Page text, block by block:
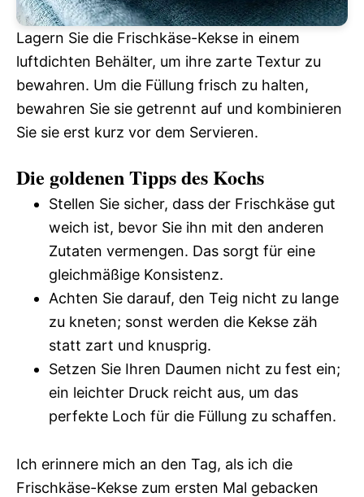
Lagern Sie die Frischkäse-Kekse in einem
luftdichten Behälter, um ihre zarte Textur zu
bewahren. Um die Füllung frisch zu halten,
bewahren Sie sie getrennt auf und kombinieren
Sie sie erst kurz vor dem Servieren.
Die goldenen Tipps des Kochs
Stellen Sie sicher, dass der Frischkäse gut
weich ist, bevor Sie ihn mit den anderen
Zutaten vermengen. Das sorgt für eine
gleichmäßige Konsistenz.
Achten Sie darauf, den Teig nicht zu lange
zu kneten; sonst werden die Kekse zäh
statt zart und knusprig.
Setzen Sie Ihren Daumen nicht zu fest ein;
ein leichter Druck reicht aus, um das
perfekte Loch für die Füllung zu schaffen.
Ich erinnere mich an den Tag, als ich die
Frischkäse-Kekse zum ersten Mal gebacken